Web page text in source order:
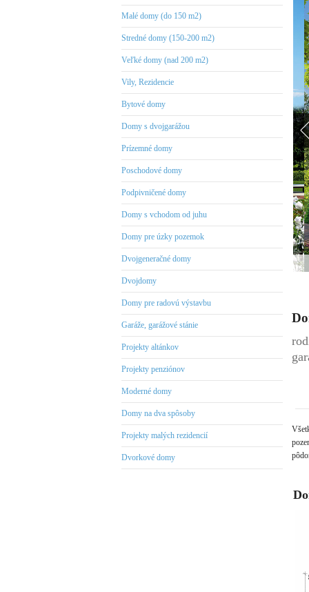
Malé domy (do 150 m2)
Stredné domy (150-200 m2)
Veľké domy (nad 200 m2)
Vily, Rezidencie
Bytové domy
Domy s dvojgarážou
Prízemné domy
Poschodové domy
Podpivničené domy
Domy s vchodom od juhu
Domy pre úzky pozemok
Dvojgeneračné domy
Dvojdomy
Domy pre radovú výstavbu
Garáže, garážové stánie
Projekty altánkov
Projekty penziónov
Moderné domy
Domy na dva spôsoby
Projekty malých rezidencií
Dvorkové domy